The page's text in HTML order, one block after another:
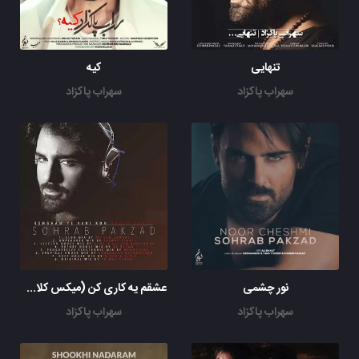
تنهایی
سهراب پاکزاد
کیه
سهراب پاکزاد
نور چشمی
سهراب پاکزاد
عشقم یه کاری کن (میکس کلاب آرتین زمانی)
سهراب پاکزاد